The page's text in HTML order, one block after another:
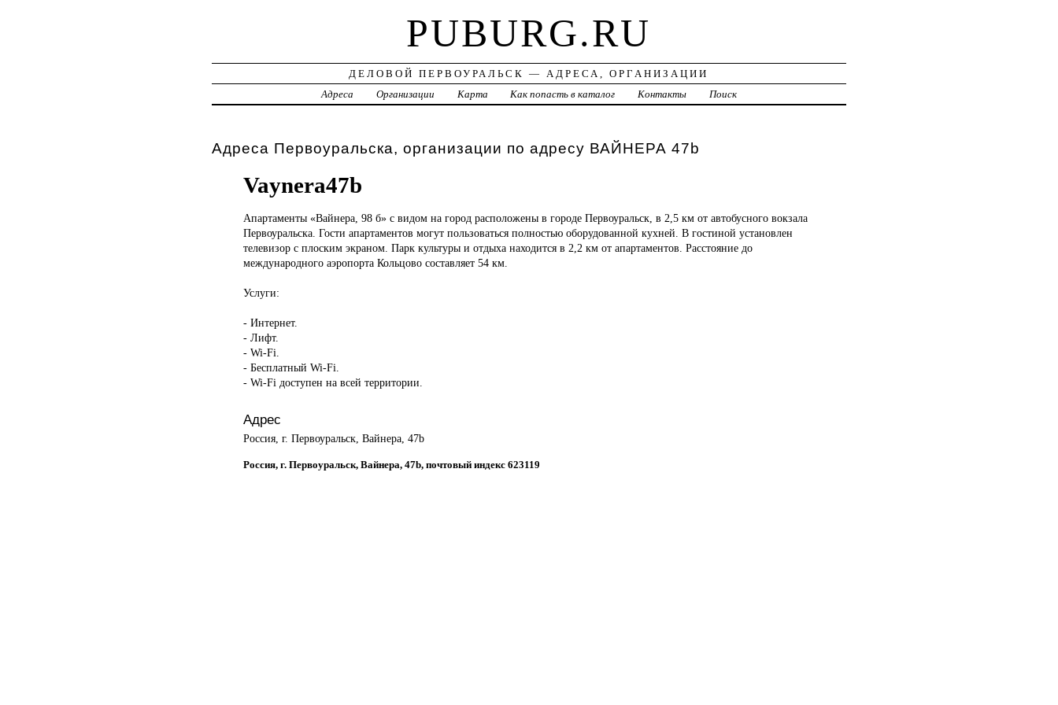
PUBURG.RU
ДЕЛОВОЙ ПЕРВОУРАЛЬСК — АДРЕСА, ОРГАНИЗАЦИИ
Адреса
Организации Карта Как попасть в каталог Контакты Поиск
Адреса Первоуральска, организации по адресу ВАЙНЕРА 47b
Vaynera47b
Апартаменты «Вайнера, 98 б» с видом на город расположены в городе Первоуральск, в 2,5 км от автобусного вокзала
Первоуральска. Гости апартаментов могут пользоваться полностью оборудованной кухней. В гостиной установлен
телевизор с плоским экраном. Парк культуры и отдыха находится в 2,2 км от апартаментов. Расстояние до
международного аэропорта Кольцово составляет 54 км.
Услуги:
- Интернет.
- Лифт.
- Wi-Fi.
- Бесплатный Wi-Fi.
- Wi-Fi доступен на всей территории.
Адрес
Россия, г. Первоуральск, Вайнера, 47b
Россия, г. Первоуральск, Вайнера, 47b, почтовый индекс 623119